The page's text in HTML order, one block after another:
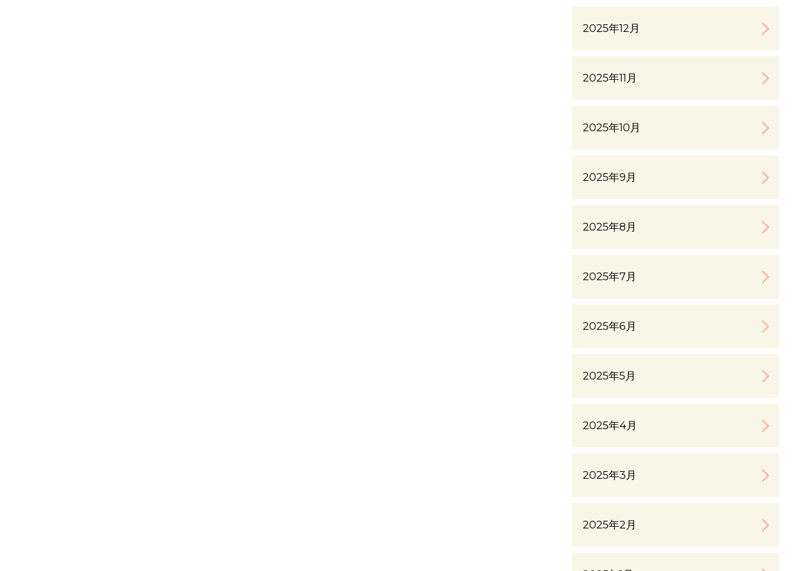
2025年12月
2025年11月
2025年10月
2025年9月
2025年8月
2025年7月
2025年6月
2025年5月
2025年4月
2025年3月
2025年2月